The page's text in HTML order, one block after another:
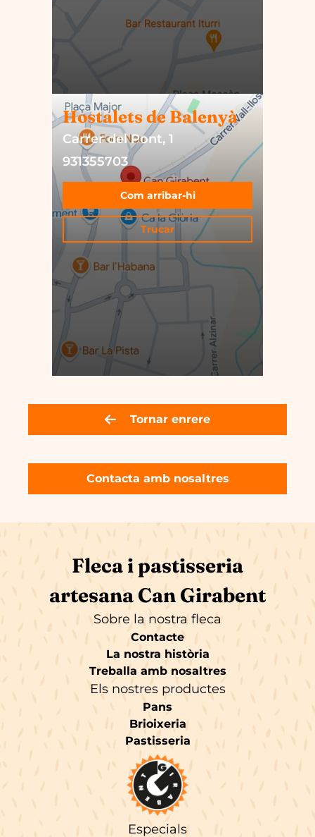
Hostalets de Balenyà
Carrer del Pont, 1
931355703
Com arribar-hi
Trucar
Tornar enrere
Contacta amb nosaltres
Fleca i pastisseria
artesana Can Girabent
Sobre la nostra fleca
Contacte
La nostra història
Treballa amb nosaltres
Els nostres productes
Pans
Brioixeria
Pastisseria
Especials